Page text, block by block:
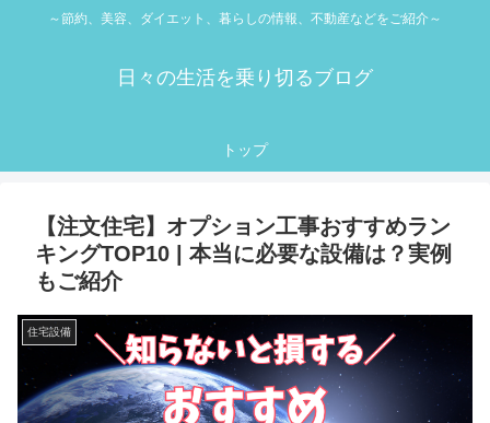
～節約、美容、ダイエット、暮らしの情報、不動産などをご紹介～
日々の生活を乗り切るブログ
トップ
【注文住宅】オプション工事おすすめラン
キングTOP10 | 本当に必要な設備は？実例
もご紹介
住宅設備